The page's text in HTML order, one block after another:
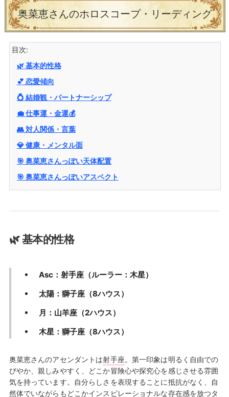
奥菜恵さんのホロスコープ・リーディング
目次:
🌿 基本的性格
💕 恋愛傾向
💍 結婚観・パートナーシップ
💼 仕事運・金運💰
👥 対人関係・言葉
💎 健康・メンタル面
🎯 奥菜恵さんっぽい天体配置
🎯 奥菜恵さんっぽいアスペクト
🌿 基本的性格
Asc：射手座（ルーラー：木星）
太陽：獅子座（8ハウス）
月：山羊座（2ハウス）
木星：獅子座（8ハウス）
奥菜恵さんのアセンダントは射手座。第一印象は明るく自由での
びやか、親しみやすく、どこか冒険心や探究心を感じさせる雰囲
気を持っています。自分らしさを表現することに抵抗がなく、自
然体でいながらもどこかインスピレーショナルな存在感を放つタ